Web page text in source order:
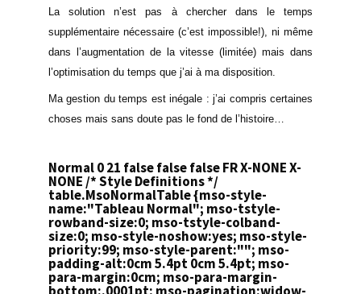
La solution n’est pas à chercher dans le temps
supplémentaire nécessaire (c’est impossible!), ni même
dans l’augmentation de la vitesse (limitée) mais dans
l’optimisation du temps que j’ai à ma disposition.
Ma gestion du temps est inégale : j’ai compris certaines
choses mais sans doute pas le fond de l’histoire…
Normal 0 21 false false false FR X-NONE X-
NONE /* Style Definitions */
table.MsoNormalTable {mso-style-
name:"Tableau Normal"; mso-tstyle-
rowband-size:0; mso-tstyle-colband-
size:0; mso-style-noshow:yes; mso-style-
priority:99; mso-style-parent:""; mso-
padding-alt:0cm 5.4pt 0cm 5.4pt; mso-
para-margin:0cm; mso-para-margin-